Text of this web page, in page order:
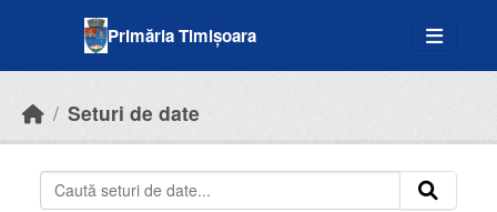
Primăria Timișoara
Seturi de date